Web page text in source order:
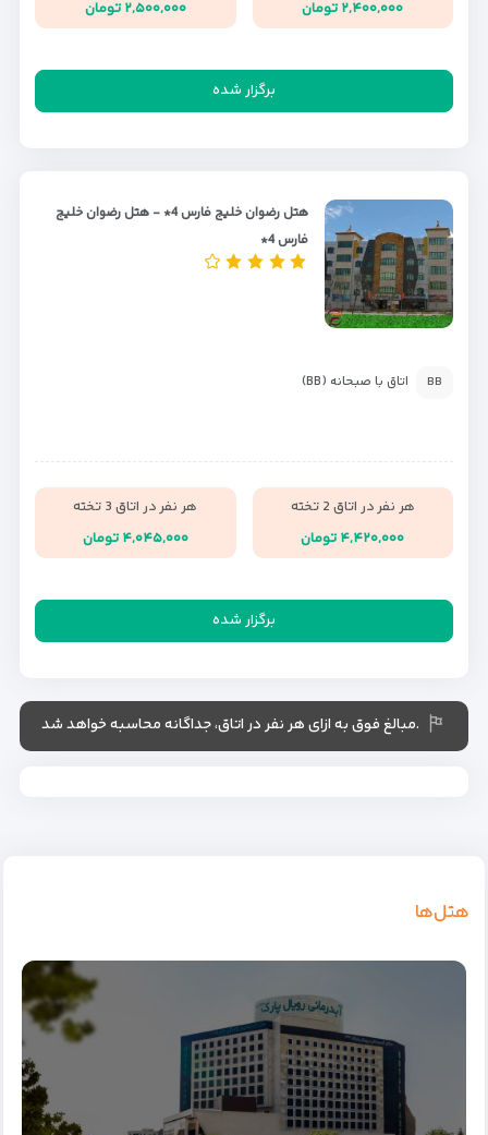
۲,۴۰۰,۰۰۰ تومان ۲,۵۰۰,۰۰۰ تومان
برگزار شده
هتل رضوان خلیج فارس 4* - هتل رضوان خلیج
فارس 4*
BB اتاق با صبحانه (BB)
هر نفر در اتاق 2 تخته
۴,۴۲۰,۰۰۰ تومان
هر نفر در اتاق 3 تخته
۴,۰۴۵,۰۰۰ تومان
برگزار شده
.مبالغ فوق به ازای هر نفر در اتاق، جداگانه محاسبه خواهد شد
هتل‌ها